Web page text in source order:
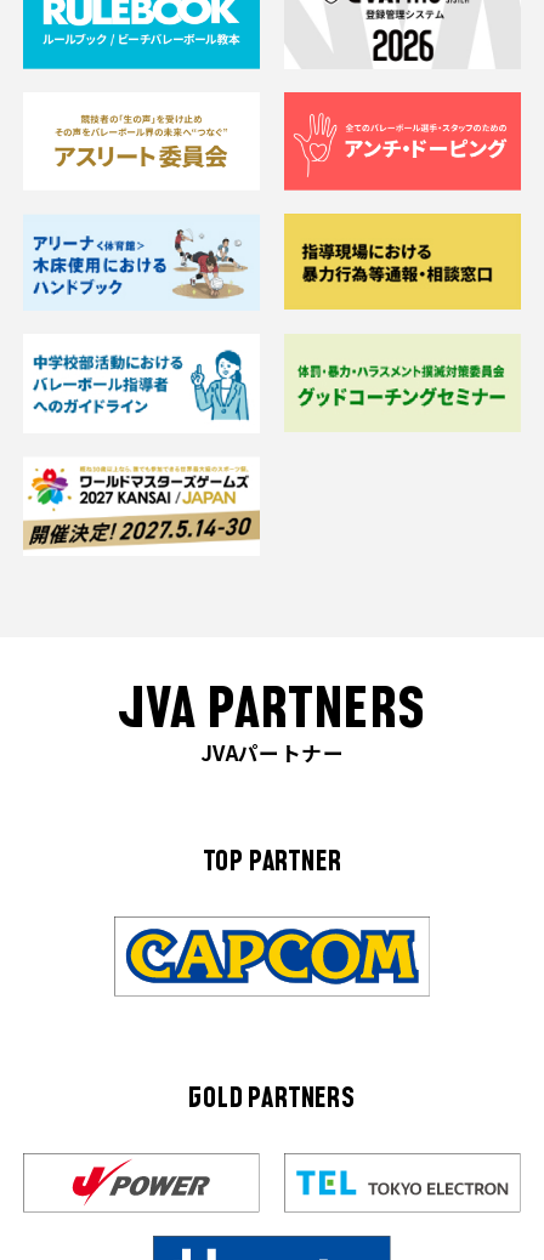
JVA PARTNERS
JVAパートナー
TOP PARTNER
GOLD PARTNERS